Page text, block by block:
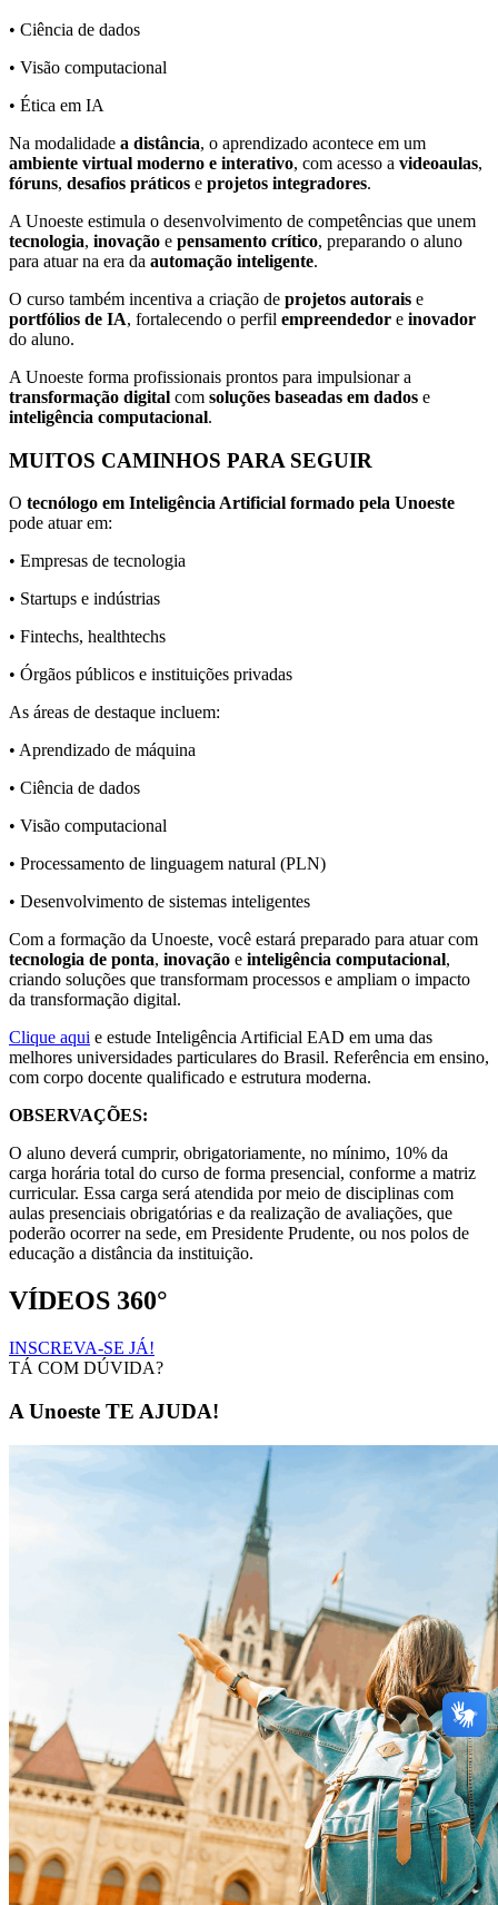
• Ciência de dados
• Visão computacional
• Ética em IA
Na modalidade a distância, o aprendizado acontece em um
ambiente virtual moderno e interativo, com acesso a videoaulas,
fóruns, desafios práticos e projetos integradores.
A Unoeste estimula o desenvolvimento de competências que unem
tecnologia, inovação e pensamento crítico, preparando o aluno
para atuar na era da automação inteligente.
O curso também incentiva a criação de projetos autorais e
portfólios de IA, fortalecendo o perfil empreendedor e inovador
do aluno.
A Unoeste forma profissionais prontos para impulsionar a
transformação digital com soluções baseadas em dados e
inteligência computacional.
MUITOS CAMINHOS PARA SEGUIR
O tecnólogo em Inteligência Artificial formado pela Unoeste
pode atuar em:
• Empresas de tecnologia
• Startups e indústrias
• Fintechs, healthtechs
• Órgãos públicos e instituições privadas
As áreas de destaque incluem:
• Aprendizado de máquina
• Ciência de dados
• Visão computacional
• Processamento de linguagem natural (PLN)
• Desenvolvimento de sistemas inteligentes
Com a formação da Unoeste, você estará preparado para atuar com
tecnologia de ponta, inovação e inteligência computacional,
criando soluções que transformam processos e ampliam o impacto
da transformação digital.
Clique aqui e estude Inteligência Artificial EAD em uma das
melhores universidades particulares do Brasil. Referência em ensino,
com corpo docente qualificado e estrutura moderna.
OBSERVAÇÕES:
O aluno deverá cumprir, obrigatoriamente, no mínimo, 10% da
carga horária total do curso de forma presencial, conforme a matriz
curricular. Essa carga será atendida por meio de disciplinas com
aulas presenciais obrigatórias e da realização de avaliações, que
poderão ocorrer na sede, em Presidente Prudente, ou nos polos de
educação a distância da instituição.
VÍDEOS 360°
INSCREVA-SE JÁ!
TÁ COM DÚVIDA?
A Unoeste TE AJUDA!